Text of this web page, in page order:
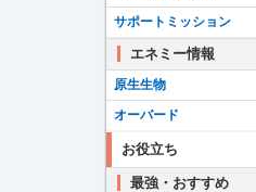
サポートミッション
エネミー情報
原生生物
オーバード
お役立ち
最強・おすすめ